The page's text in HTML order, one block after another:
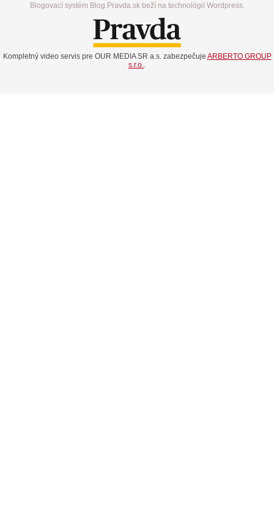
Blogovací systém Blog.Pravda.sk beží na technológií Wordpress.
Kompletný video servis pre OUR MEDIA SR a.s. zabezpečuje ARBERTO GROUP
s.r.o..